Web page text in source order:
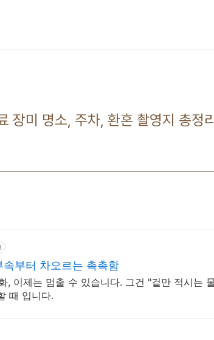
장미 명소, 주차, 환혼 촬영지 총정리
부터 차오르는 촉촉함
, 이제는 멈출 수 있습니다. 그건 "겉만 적시는
때 입니다.